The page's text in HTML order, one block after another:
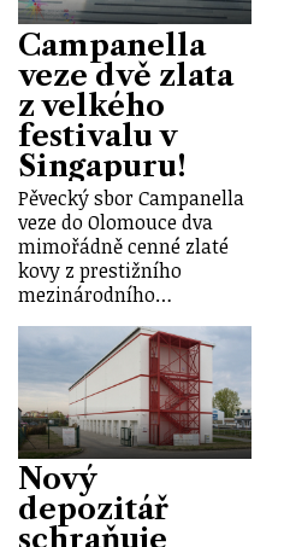
Campanella
veze dvě zlata
z velkého
festivalu v
Singapuru!
Pěvecký sbor Campanella
veze do Olomouce dva
mimořádně cenné zlaté
kovy z prestižního
mezinárodního…
Nový
depozitář
schraňuje